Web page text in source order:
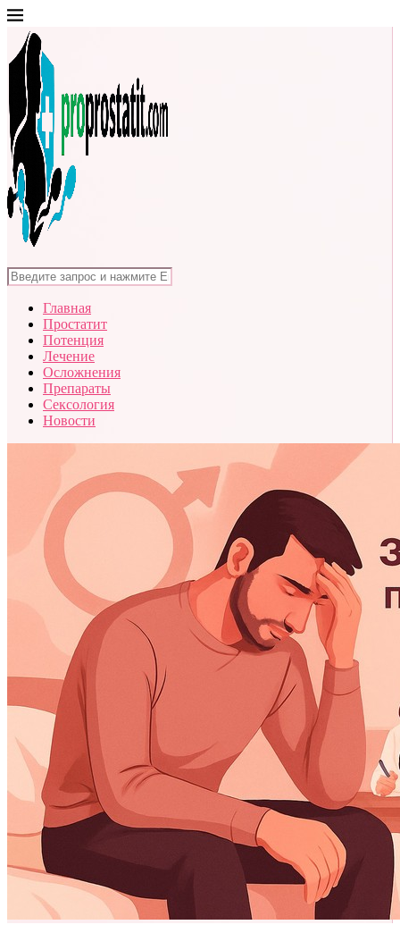
Главная
Простатит
Потенция
Лечение
Осложнения
Препараты
Сексология
Новости